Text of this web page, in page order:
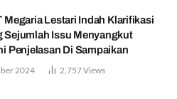
Megaria Lestari Indah Klarifikasi
Sejumlah Issu Menyangkut
Penjelasan Di Sampaikan
2024 2,757Views